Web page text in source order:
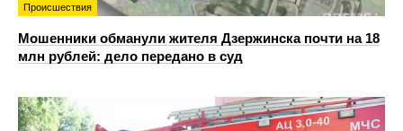
Происшествия
Мошенники обманули жителя Дзержинска почти на 18
млн рублей: дело передано в суд